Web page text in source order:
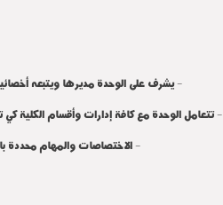
- يشرف على الوحدة مديرها ويتبعه
- تتعامل الوحدة مع كافة إدارات وأقسام الكلية
- الاختصاصات والمهام محددة